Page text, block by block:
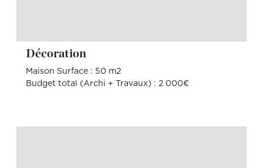
Décoration
Maison Surface : 50 m2
Budget total (Archi + Travaux) : 2 000€